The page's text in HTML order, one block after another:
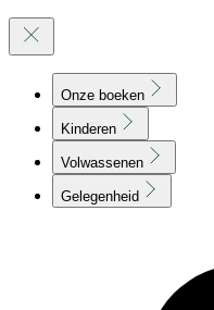
Onze boeken
Kinderen
Volwassenen
Gelegenheid